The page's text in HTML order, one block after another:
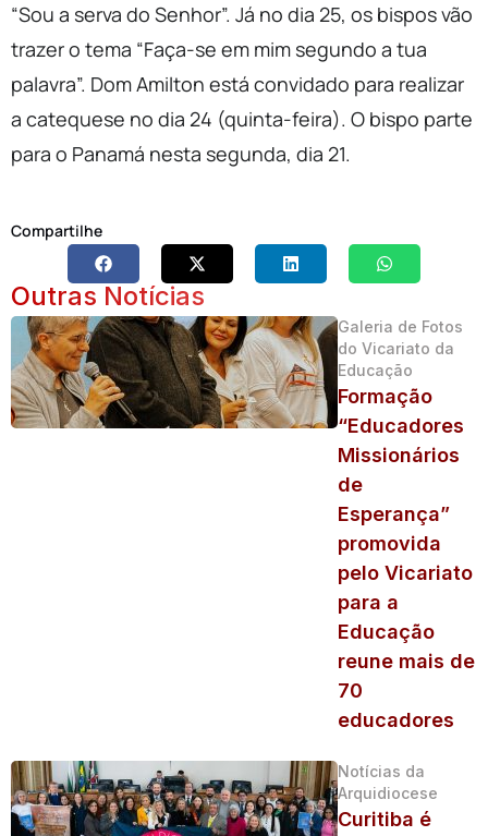
“Sou a serva do Senhor”. Já no dia 25, os bispos vão
trazer o tema “Faça-se em mim segundo a tua
palavra”. Dom Amilton está convidado para realizar
a catequese no dia 24 (quinta-feira). O bispo parte
para o Panamá nesta segunda, dia 21.
Compartilhe
Outras Notícias
Galeria de Fotos
do Vicariato da
Educação
Formação
“Educadores
Missionários
de
Esperança”
promovida
pelo Vicariato
para a
Educação
reune mais de
70
educadores
Notícias da
Arquidiocese
Curitiba é